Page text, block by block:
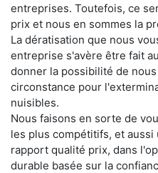
entreprises. Toutefois, ce
prix et nous en sommes la
La dératisation que nous
entreprise s'avère être fait
donner la possibilité de
circonstance pour
nuisibles.
Nous faisons en sorte de
les plus compétitifs, et
rapport qualité prix, dans
durable basée sur la